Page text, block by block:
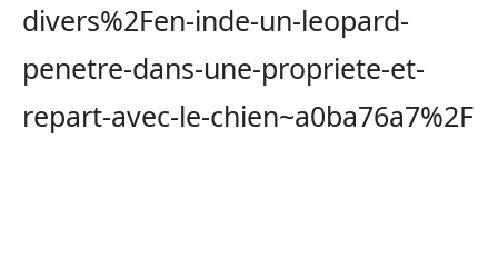
divers%2Fen-inde-un-leopard-
penetre-dans-une-propriete-et-
repart-avec-le-chien~a0ba76a7%2F